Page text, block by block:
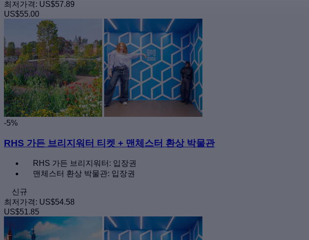
최저가격: US$57.89
US$55.00
-5%
RHS 가든 브리지워터 티켓 + 맨체스터 환상 박물관
RHS 가든 브리지워터: 입장권
맨체스터 환상 박물관: 입장권
신규
최저가격: US$54.58
US$51.85